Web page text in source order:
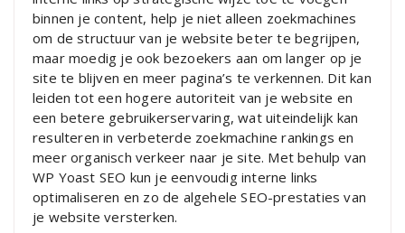
binnen je content, help je niet alleen zoekmachines
om de structuur van je website beter te begrijpen,
maar moedig je ook bezoekers aan om langer op je
site te blijven en meer pagina’s te verkennen. Dit kan
leiden tot een hogere autoriteit van je website en
een betere gebruikerservaring, wat uiteindelijk kan
resulteren in verbeterde zoekmachine rankings en
meer organisch verkeer naar je site. Met behulp van
WP Yoast SEO kun je eenvoudig interne links
optimaliseren en zo de algehele SEO-prestaties van
je website versterken.